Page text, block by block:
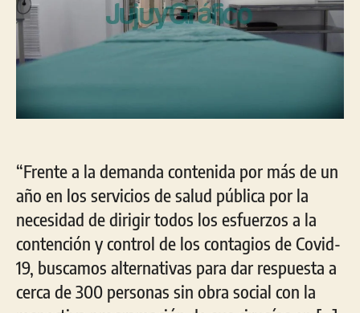
“Frente a la demanda contenida por más de un
año en los servicios de salud pública por la
necesidad de dirigir todos los esfuerzos a la
contención y control de los contagios de Covid-
19, buscamos alternativas para dar respuesta a
cerca de 300 personas sin obra social con la